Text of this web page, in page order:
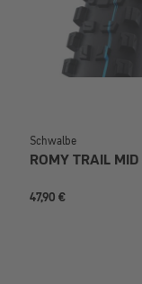
Schwalbe
ROMY TRAIL
47,90 €